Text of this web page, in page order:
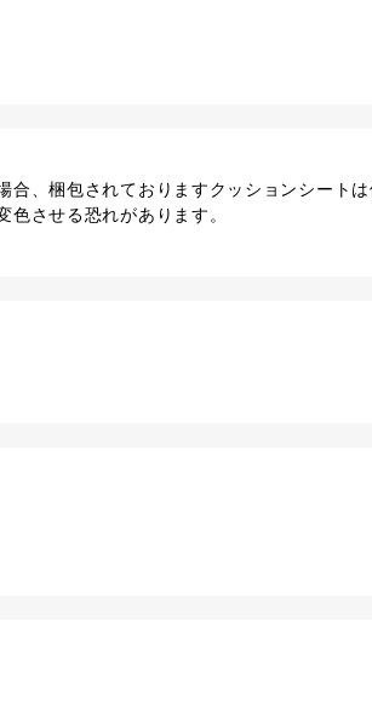
合、梱包されておりますクッションシートは
色させる恐れがあります。